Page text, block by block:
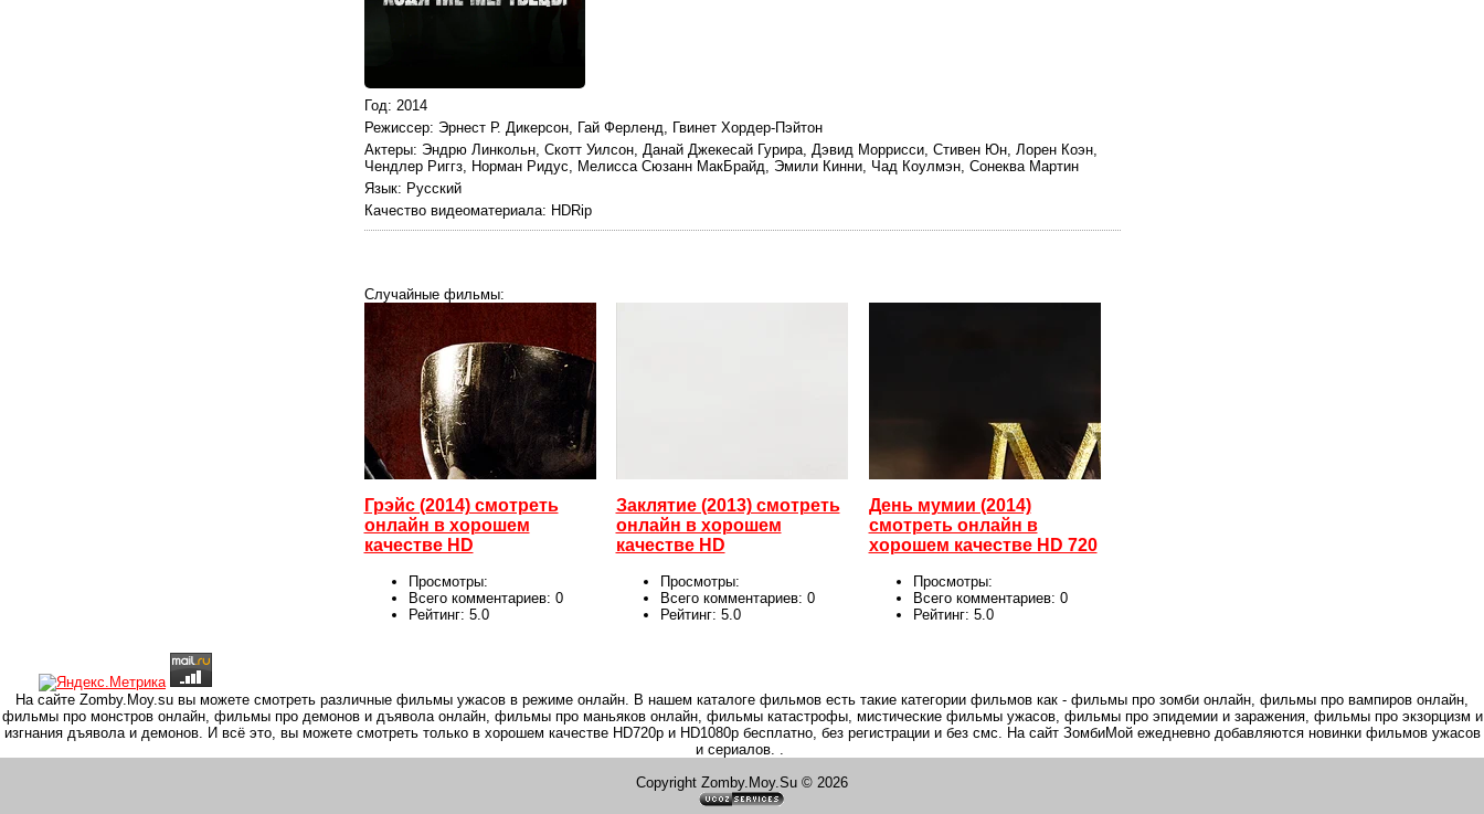
Год: 2014
Режиссер: Эрнест Р. Дикерсон, Гай Ферленд, Гвинет Хордер-Пэйтон
Актеры: Эндрю Линкольн, Скотт Уилсон, Данай Джекесай Гурира, Дэвид Моррисси, Стивен Юн, Лорен Коэн,
Чендлер Риггз, Норман Ридус, Мелисса Сюзанн МакБрайд, Эмили Кинни, Чад Коулмэн, Сонеква Мартин
Язык: Русский
Качество видеоматериала: HDRip
Случайные фильмы:
Грэйс (2014) смотреть
онлайн в хорошем
качестве HD
Просмотры:
Всего комментариев: 0
Рейтинг: 5.0
Заклятие (2013) смотреть
онлайн в хорошем
качестве HD
Просмотры:
Всего комментариев: 0
Рейтинг: 5.0
День мумии (2014)
смотреть онлайн в
хорошем качестве HD 720
Просмотры:
Всего комментариев: 0
Рейтинг: 5.0
На сайте Zomby.Moy.su вы можете смотреть различные фильмы ужасов в режиме онлайн. В нашем каталоге фильмов есть такие категории фильмов как - фильмы про зомби онлайн, фильмы про вампиров онлайн,
фильмы про монстров онлайн, фильмы про демонов и дъявола онлайн, фильмы про маньяков онлайн, фильмы катастрофы, мистические фильмы ужасов, фильмы про эпидемии и заражения, фильмы про экзорцизм и
изгнания дъявола и демонов. И всё это, вы можете смотреть только в хорошем качестве HD720p и HD1080p бесплатно, без регистрации и без смс. На сайт ЗомбиМой ежедневно добавляются новинки фильмов ужасов
и сериалов. .
Copyright Zomby.Moy.Su © 2026